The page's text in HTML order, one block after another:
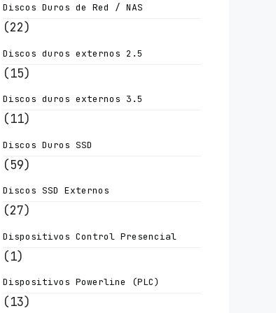
Discos Duros de Red / NAS
(22)
Discos duros externos 2.5
(15)
Discos duros externos 3.5
(11)
Discos Duros SSD
(59)
Discos SSD Externos
(27)
Dispositivos Control Presencial
(1)
Dispositivos Powerline (PLC)
(13)